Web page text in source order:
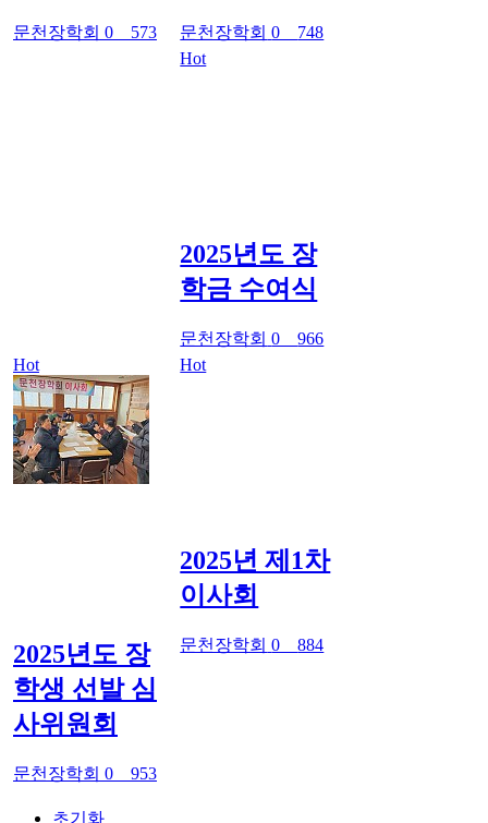
문천장학회 0 573 문천장학회 0 748
Hot
2025년도 장
학금 수여식
문천장학회 0966
Hot
2025년도 장
학생 선발 심
사위원회
문천장학회 0 953
Hot
2025년 제1차
이사회
문천장학회 0884
초기화